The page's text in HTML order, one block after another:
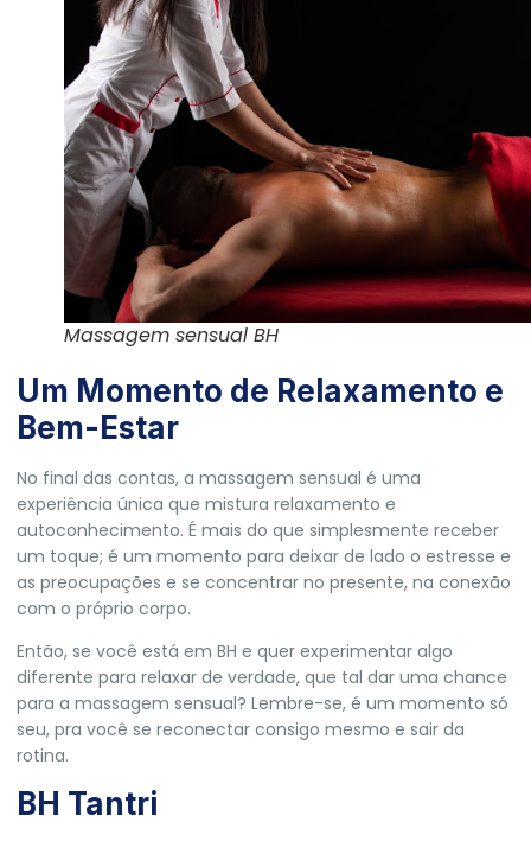
Massagem sensual BH
Um Momento de Relaxamento e
Bem-Estar
No final das contas, a massagem sensual é uma
experiência única que mistura relaxamento e
autoconhecimento. É mais do que simplesmente receber
um toque; é um momento para deixar de lado o estresse e
as preocupações e se concentrar no presente, na conexão
com o próprio corpo.
Então, se você está em BH e quer experimentar algo
diferente para relaxar de verdade, que tal dar uma chance
para a massagem sensual? Lembre-se, é um momento só
seu, pra você se reconectar consigo mesmo e sair da
rotina.
BH Tantri